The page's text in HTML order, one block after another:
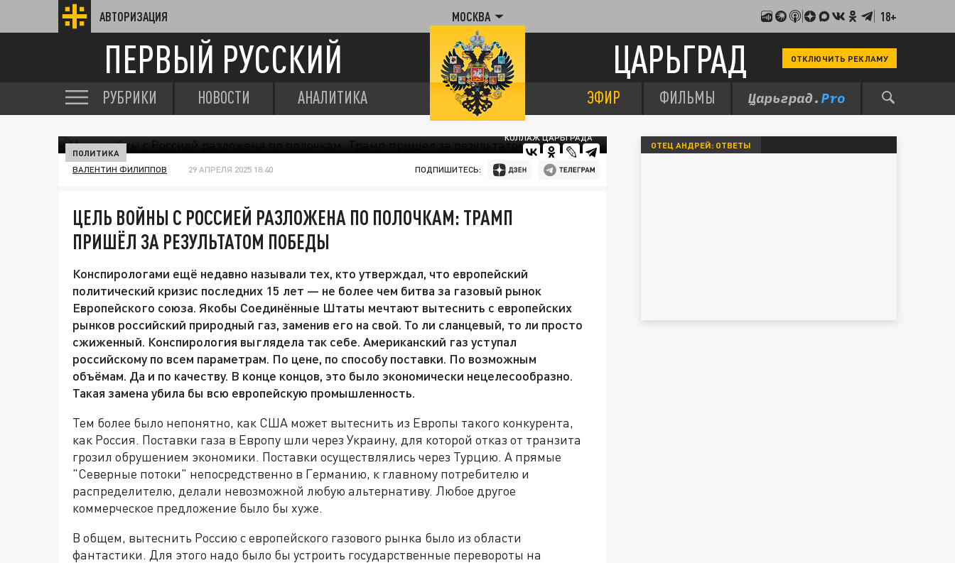
АВТОРИЗАЦИЯ МОСКВА 18+
ПЕРВЫЙ РУССКИЙ ЦАРЬГРАД ОТКЛЮЧИТЬ РЕКЛАМУ
РУБРИКИ НОВОСТИ АНАЛИТИКА ЭФИР ФИЛЬМЫ
КОЛЛАЖ ЦАРЬГРАДА
ПОЛИТИКА
ВАЛЕНТИН ФИЛИППОВ 29 АПРЕЛЯ 2025 18:40 ПОДПИШИТЕСЬ:
ЦЕЛЬ ВОЙНЫ С РОССИЕЙ РАЗЛОЖЕНА ПО ПОЛОЧКАМ: ТРАМП
ПРИШЁЛ ЗА РЕЗУЛЬТАТОМ ПОБЕДЫ
Конспирологами ещё недавно называли тех, кто утверждал, что европейский
политический кризис последних 15 лет — не более чем битва за газовый рынок
Европейского союза. Якобы Соединённые Штаты мечтают вытеснить с европейских
рынков российский природный газ, заменив его на свой. То ли сланцевый, то ли просто
сжиженный. Конспирология выглядела так себе. Американский газ уступал
российскому по всем параметрам. По цене, по способу поставки. По возможным
объёмам. Да и по качеству. В конце концов, это было экономически нецелесообразно.
Такая замена убила бы всю европейскую промышленность.
Тем более было непонятно, как США может вытеснить из Европы такого конкурента,
как Россия. Поставки газа в Европу шли через Украину, для которой отказ от транзита
грозил обрушением экономики. Поставки осуществлялись через Турцию. А прямые
"Северные потоки" непосредственно в Германию, к главному потребителю и
распределителю, делали невозможной любую альтернативу. Любое другое
коммерческое предложение было бы хуже.
В общем, вытеснить Россию с европейского газового рынка было из области
фантастики. Для этого надо было бы устроить государственные перевороты на
ОТЕЦ АНДРЕЙ: ОТВЕТЫ